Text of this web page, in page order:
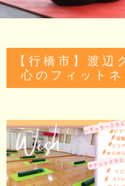
【行橋市】渡辺
心のフィット